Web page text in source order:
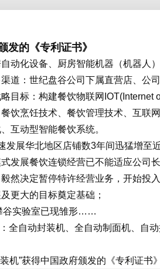
发的《专利证书》
动化设备、厨房智能机器（机器人
道：世纪盘谷公司下属直营店、公
目标：构建餐饮物联网IOT(Internet
饮烹饪技术、餐饮管理技术、互联
互动型智能餐饮系统。
发展华北地区店铺数3年间迅猛增至
发展餐饮连锁经营已不能适应公司
然决定暂停特许经营业务，开始投
更大的目标奠定基础；
谷实验室已现雏形……
全自动封装机、全自动制面机、自
机”获得中国政府颁发的《专利证书